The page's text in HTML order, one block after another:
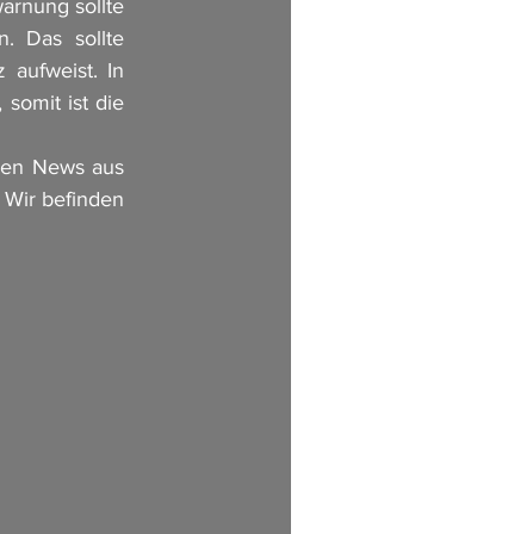
sollte
Das sollte
aufweist. In
somit ist die
News aus
befinden